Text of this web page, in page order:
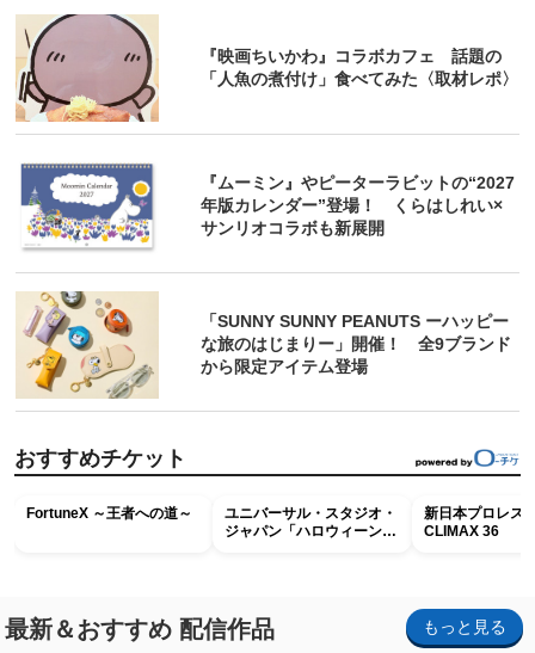
『映画ちいかわ』コラボカフェ 話題の
「人魚の煮付け」食べてみた〈取材レポ〉
『ムーミン』やピーターラビットの“2027
年版カレンダー”登場！ くらはしれい×
サンリオコラボも新展開
「SUNNY SUNNY PEANUTS ーハッピー
な旅のはじまりー」開催！ 全9ブランド
から限定アイテム登場
おすすめチケット
FortuneX ～王者への道～
ユニバーサル・スタジオ・
ジャパン「ハロウィーン・
新日本プロレス
CLIMAX 36
最新＆おすすめ 配信作品 もっと見る